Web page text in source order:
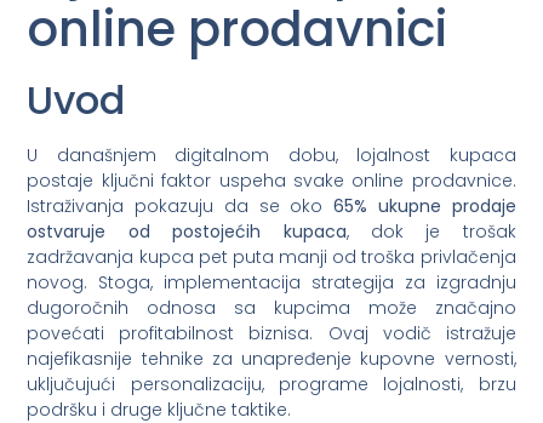
online prodavnici
Uvod
U današnjem digitalnom dobu, lojalnost kupaca
postaje ključni faktor uspeha svake online prodavnice.
Istraživanja pokazuju da se oko65% ukupne prodaje
ostvaruje od postojećih kupaca, dok je trošak
zadržavanja kupca pet puta manji od troška privlačenja
novog. Stoga, implementacija strategija za izgradnju
dugoročnih odnosa sa kupcima može značajno
povećati profitabilnost biznisa. Ovaj vodič istražuje
najefikasnije tehnike za unapređenje kupovne vernosti,
uključujući personalizaciju, programe lojalnosti, brzu
podršku i druge ključne taktike.